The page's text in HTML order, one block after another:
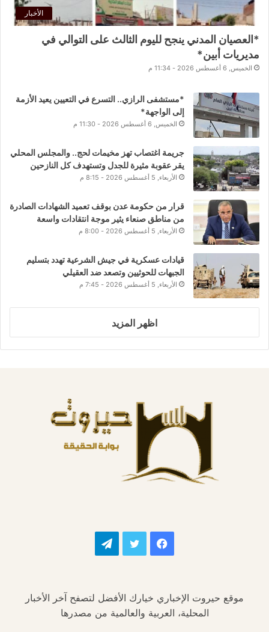
الأخبار
*العصيان المدني ينجح لليوم الثالث على التوالي في
مديريات أبين*
الخميس, 6 أغسطس 2026 - 11:34 م
*مستشفى الرازي.. التسرع في التعيين يعيد الأزمة
إلى الواجهة*
الخميس, 6 أغسطس 2026 - 11:30 م
جريمة اغتصاب تهز مخيمات لحج.. والمجلس المحلي
يقر عقوبة مثيرة للجدل وتستهدف كل النازحين
الأربعاء, 5 أغسطس 2026 - 8:15 م
قرار من حكومة عدن بوقف تعميد الشهادات الصادرة
من مناطق صنعاء يثير موجة انتقادات واسعة
الأربعاء, 5 أغسطس 2026 - 8:00 م
قيادات عسكرية في جيش الشرعية تهدد بتسليم
الجبهات للحوثيين وتصعد ضد العقيلي
الأربعاء, 5 أغسطس 2026 - 7:45 م
اظهر المزيد
فيسبوك تويتر تيلقرام
موقع حيروت الإخباري خيارك الأفضل لتصفح آخر الأخبار
المحلية، العربية والعالمية من مصدرها